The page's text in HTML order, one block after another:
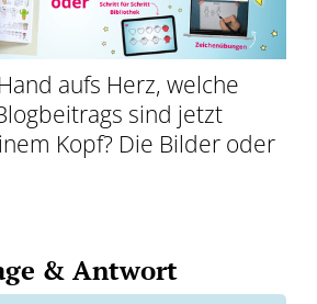
aufs Herz, welche
sind jetzt
Kopf? Die Bilder oder
& Antwort